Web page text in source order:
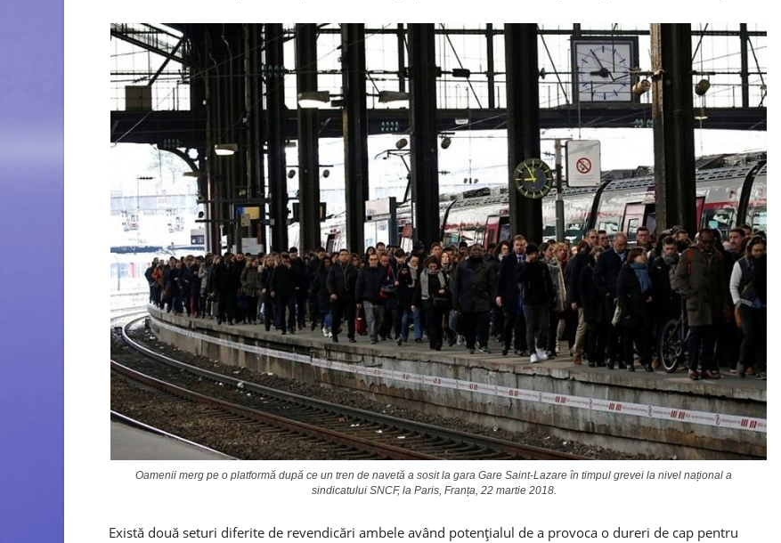
Oamenii merg pe o platformă după ce un tren de navetă a sosit la gara Gare Saint-Lazare în timpul grevei la nivel național a
sindicatului SNCF, la Paris, Franța, 22 martie 2018.
Există două seturi diferite de revendicări ambele având potențialul de a provoca o dureri de cap pentru